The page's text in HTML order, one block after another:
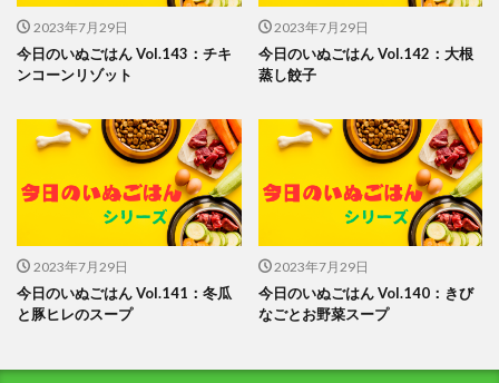
2023年7月29日
今日のいぬごはん Vol.143：チキ
ンコーンリゾット
2023年7月29日
今日のいぬごはん Vol.142：大根
蒸し餃子
2023年7月29日
今日のいぬごはん Vol.141：冬瓜
と豚ヒレのスープ
2023年7月29日
今日のいぬごはん Vol.140：きび
なごとお野菜スープ